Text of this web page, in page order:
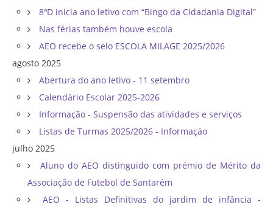
8ºD inicia ano letivo com “Bingo da Cidadania Digital”
Nas férias também houve escola
AEO recebe o selo ESCOLA MILAGE 2025/2026
agosto 2025
Abertura do ano letivo - 11 setembro
Calendário Escolar 2025-2026
Informação - Suspensão das atividades e serviços
Listas de Turmas 2025/2026 - Informaçáo
julho 2025
Aluno do AEO distinguido com prémio de Mérito da
Associação de Futebol de Santarém
AEO - Listas Definitivas do jardim de infância -